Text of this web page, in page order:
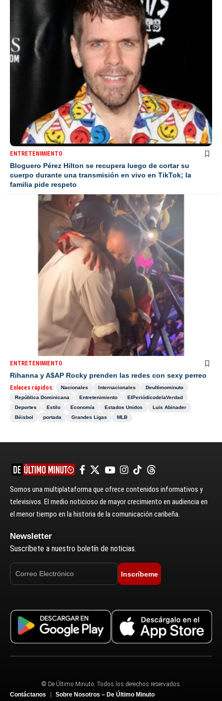
ENTRETENIMIENTO
Bloguero Pérez Hilton se recupera luego de cortar su
cuerpo durante una transmisión en vivo en TikTok; la
familia pide respeto
ENTRETENIMIENTO
Rihanna y A$AP Rocky prenden las redes con sexy perreo
Enlaces rápidos: Nacionales Internacionales
Deultimominuto
República Dominicana
Entretenimiento
ElPeriódicodelaVerdad
Deportes
Estilo Economía Estados Unidos
Luis Abinader
Béisbol
portada Grandes Ligas MLB
Somos una multiplataforma que ofrece contenidos informativos y
televisivos. El medio noticioso de mayor crecimiento en audiencia en
el menor tiempo en la historia de la comunicación caribeña.
Newsletter
Suscríbete a nuestro boletín de noticias.
Inscríbeme
© De Último Minuto. Todos los derechos reservados.
Contáctanos
Sobre Nosotros – De Último Minuto